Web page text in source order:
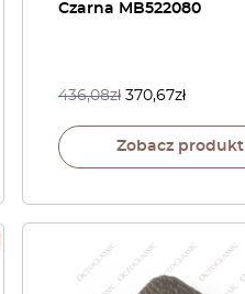
Czarna MB522080
436,08zł 370,67zł
Zobacz produkt